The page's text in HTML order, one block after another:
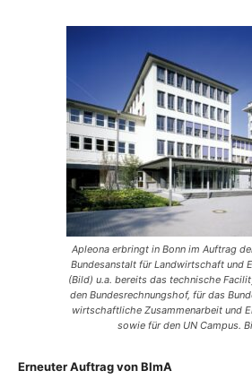
Apleona erbringt in Bonn im Auftrag
Bundesanstalt für Landwirtschaft und
(Bild) u.a. bereits das technische
den Bundesrechnungshof, für das
wirtschaftliche Zusammenarbeit und
sowie für den UN Campus.
Erneuter Auftrag von BImA